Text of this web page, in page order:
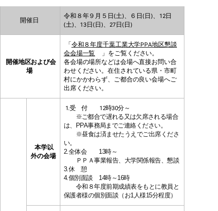
開催日
令和８年９月５日(土)、６日(日)、12日
(土)、13日(日)、27日(日)
開催地区および会
場
「令和８年度千葉工業大学PPA地区懇談
会会場一覧
」をご覧ください。
各会場の場所などは会場へ直接お問い合
わせください。在住されている県・市町
村にかかわらず、ご都合の良い会場へご
出席ください。
本学以
外の会場
1.受 付 12時30分～
※ご都合で遅れる又は欠席される場合
は、PPA事務局までご連絡ください。
※昼食は済ませたうえでご出席くださ
い。
2.全体会 13時～
ＰＰＡ事業報告、大学関係報告、懇談
3.休 憩
4.個別面談 14時～16時
令和８年度前期成績表をもとに教員と
保護者様の個別面談（お1人様15分程度）